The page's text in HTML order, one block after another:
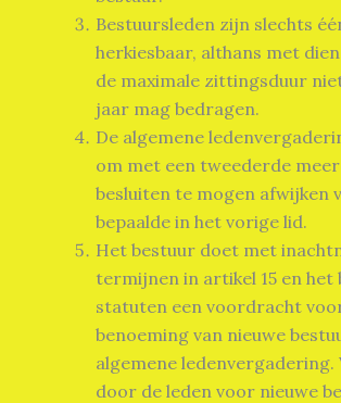
Bestuursleden zijn slechts
herkiesbaar, althans met
de maximale zittingsduur
jaar mag bedragen.
De algemene
om met een tweederde
besluiten te mogen afwijken
bepaalde in het vorige lid.
Het bestuur doet met
termijnen in artikel 15 en het
statuten een voordracht
benoeming van nieuwe
algemene
door de leden voor nieuwe